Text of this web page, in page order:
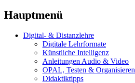
Hauptmenü
Digital- & Distanzlehre
Digitale Lehrformate
Künstliche Intelligenz
Anleitungen Audio & Video
OPAL, Testen & Organisieren
Didaktiktipps